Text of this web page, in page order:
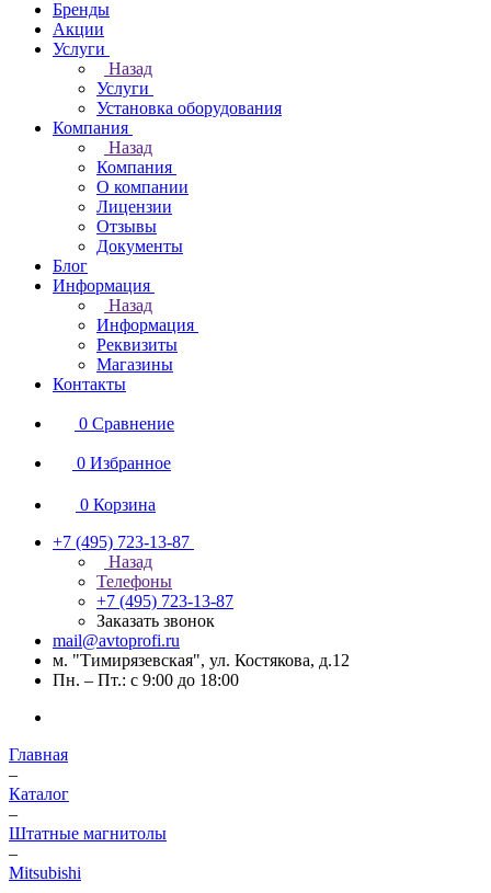
Бренды
Акции
Услуги
Назад
Услуги
Установка оборудования
Компания
Назад
Компания
О компании
Лицензии
Отзывы
Документы
Блог
Информация
Назад
Информация
Реквизиты
Магазины
Контакты
0 Сравнение
0 Избранное
0 Корзина
+7 (495) 723-13-87
Назад
Телефоны
+7 (495) 723-13-87
Заказать звонок
mail@avtoprofi.ru
м. "Тимирязевская", ул. Костякова, д.12
Пн. – Пт.: с 9:00 до 18:00
Главная
–
Каталог
–
Штатные магнитолы
–
Mitsubishi